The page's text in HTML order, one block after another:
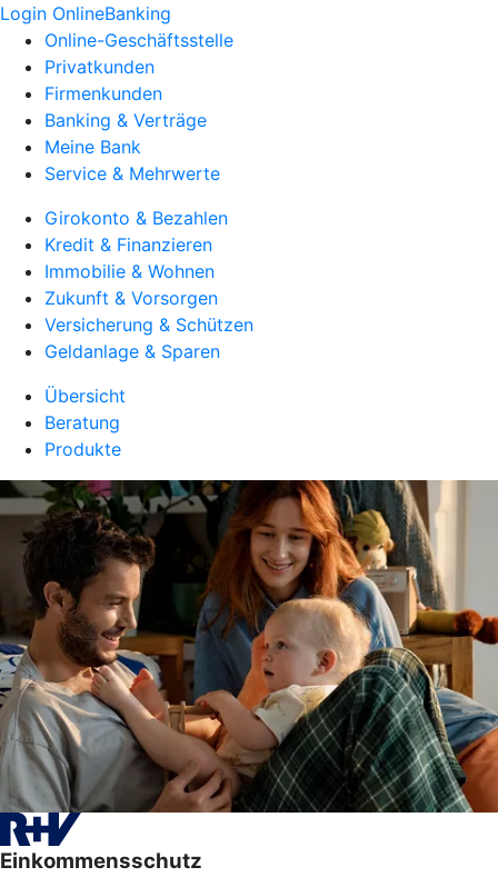
Login OnlineBanking
Online-Geschäftsstelle
Privatkunden
Firmenkunden
Banking & Verträge
Meine Bank
Service & Mehrwerte
Girokonto & Bezahlen
Kredit & Finanzieren
Immobilie & Wohnen
Zukunft & Vorsorgen
Versicherung & Schützen
Geldanlage & Sparen
Übersicht
Beratung
Produkte
Einkommensschutz